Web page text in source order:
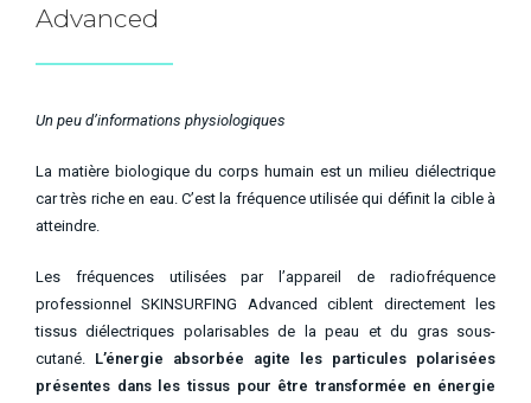
Advanced
Un peu d’informations physiologiques
La matière biologique du corps humain est un milieu diélectrique
car très riche en eau. C’est la fréquence utilisée qui définit la cible à
atteindre.
Les fréquences utilisées par l’appareil de radiofréquence
professionnel SKINSURFING Advanced ciblent directement les
tissus diélectriques polarisables de la peau et du gras sous-
cutané. L’énergie absorbée agite les particules polarisées
présentes dans les tissus pour être transformée en énergie